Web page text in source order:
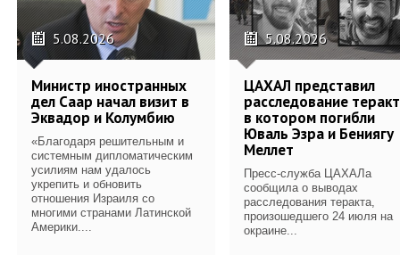
5.08.2026
Министр иностранных
дел Саар начал визит в
Эквадор и Колумбию
«Благодаря решительным и
системным дипломатическим
усилиям нам удалось
укрепить и обновить
отношения Израиля со
многими странами Латинской
Америки....
5.08.2026
ЦАХАЛ представил
расследование
в котором погибли
Юваль Эзра и Бениягу
Меллет
Пресс-служба ЦАХАЛа
сообщила о выводах
расследования теракта,
произошедшего 24 июля на
окраине...